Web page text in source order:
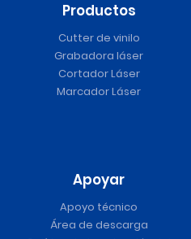
Productos
Cutter de vinilo
Grabadora láser
Cortador Láser
Marcador Láser
Apoyar
Apoyo técnico
Área de descarga